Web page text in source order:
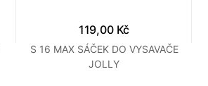
119,00 Kč
S 16 MAX SÁČEK DO VYSAVAČE
JOLLY